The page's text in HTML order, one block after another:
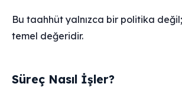
Bu taahhüt yalnızca bir politika
temel değeridir.
Süreç Nasıl İşler?